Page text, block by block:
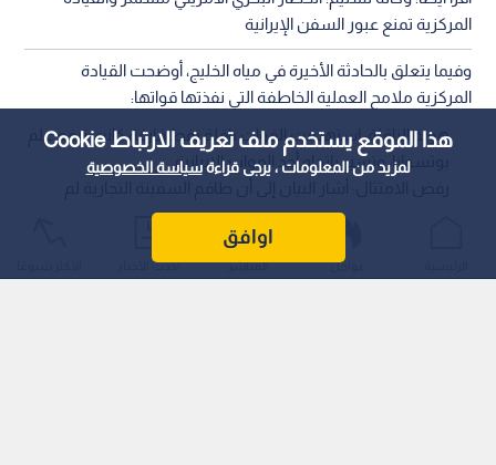
هذا الموقع يستخدم ملف تعريف الارتباط Cookie
لمزيد من المعلومات ، يرجى قراءةسياسة الخصوصية
اوافق
المركزية تمنع عبور السفن الإيرانية
وفيما يتعلق بالحادثة الأخيرة في مياه الخليج، أوضحت القيادة
المركزية ملامح العملية الخاطفة التي نفذتها قواتها:
هوية الناقلة: استهدفت القوات ناقلة نفط فارغة كانت ترفع علم
بوتسوانا، وتسير باتجاه أحد الموانئ الإيرانية.
يمتثل للتوجيهات والتحذيرات الصادرة عن القطع البحرية
الأمريكية، مما استدعى تدخلا عسكريا مباشرا.
تفاصيل الضربة الجوية بصاروخ هيلفاير: أكدت القيادة المركزية أن
عواجل المباشر أحدث الأخبار